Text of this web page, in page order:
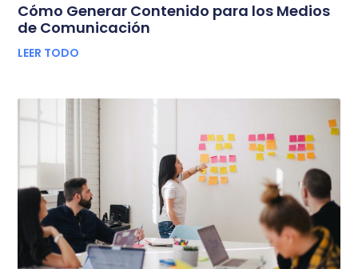
Cómo Generar Contenido para los Medios
de Comunicación
LEER TODO